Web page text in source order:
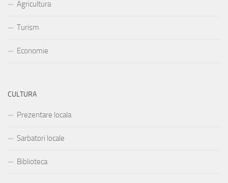
Agricultura
Turism
Economie
CULTURA
Prezentare locala
Sarbatori locale
Biblioteca